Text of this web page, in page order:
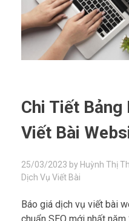
Chi Tiết Bảng
Viết Bài
25/03/2023 by Huỳnh Thị
Dịch Vụ Viết Bài
Báo giá dịch vụ viết bài
chuẩn SEO mới nhất